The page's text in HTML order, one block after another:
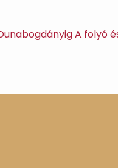
A folyó